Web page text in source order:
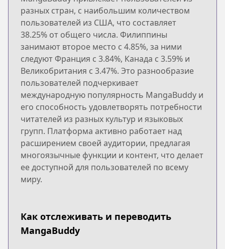
разных стран, с наибольшим количеством
пользователей из США, что составляет
38.25% от общего числа. Филиппины
занимают второе место с 4.85%, за ними
следуют Франция с 3.84%, Канада с 3.59% и
Великобритания с 3.47%. Это разнообразие
пользователей подчеркивает
международную популярность MangaBuddy и
его способность удовлетворять потребности
читателей из разных культур и языковых
групп. Платформа активно работает над
расширением своей аудитории, предлагая
многоязычные функции и контент, что делает
ее доступной для пользователей по всему
миру.
Как отслеживать и переводить
MangaBuddy